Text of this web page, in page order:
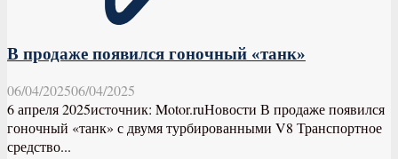
В продаже появился гоночный «танк»
06/04/202506/04/2025
6 апреля 2025источник: Motor.ruНовости В продаже появился
гоночный «танк» с двумя турбированными V8 Транспортное
средство...